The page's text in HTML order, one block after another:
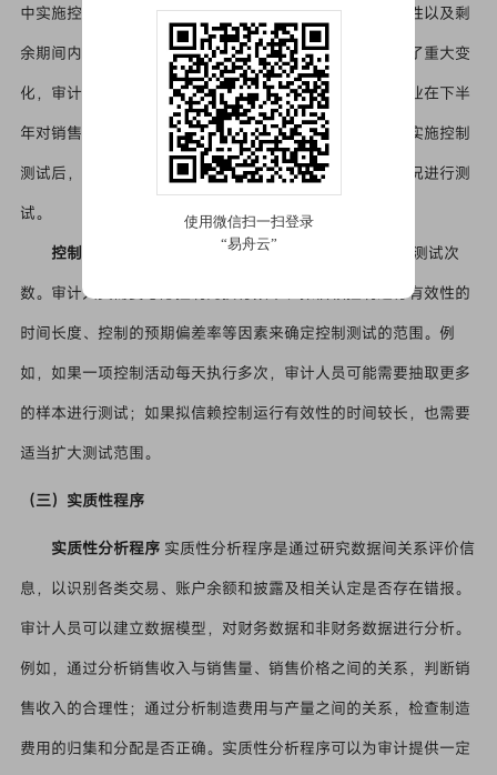
中实施控制测试，但需要考虑期中获取的审计证据的有效性以及剩
余期间内部控制的变化情况。如果剩余期间内部控制发生了重大变
化，审计人员需要考虑是否需要追加审计程序。例如，企业在下半
年对销售收款内部控制进行了重大调整，审计人员在期中实施控制
测试后，还需要对调整后的内部控制在剩余期间的运行情况进行测
试。
控制测试的范围
控制测试的范围是指某项控制活动的测试次
数。审计人员需要考虑控制的执行频率、拟信赖控制运行有效性的
时间长度、控制的预期偏差率等因素来确定控制测试的范围。例
如，如果一项控制活动每天执行多次，审计人员可能需要抽取更多
的样本进行测试；如果拟信赖控制运行有效性的时间较长，也需要
适当扩大测试范围。
（三）实质性程序
实质性分析程序实质性分析程序是通过研究数据间关系评价信
息，以识别各类交易、账户余额和披露及相关认定是否存在错报。
审计人员可以建立数据模型，对财务数据和非财务数据进行分析。
例如，通过分析销售收入与销售量、销售价格之间的关系，判断销
售收入的合理性；通过分析制造费用与产量之间的关系，检查制造
费用的归集和分配是否正确。实质性分析程序可以为审计提供一定